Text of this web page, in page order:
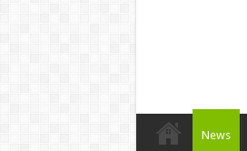
News